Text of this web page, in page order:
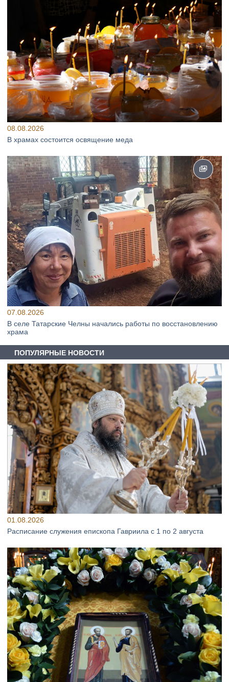
08.08.2026
В храмах состоится освящение меда
07.08.2026
В селе Татарские Челны начались работы по восстановлению
храма
ПОПУЛЯРНЫЕ НОВОСТИ
01.08.2026
Расписание служения епископа Гавриила с 1 по 2 августа